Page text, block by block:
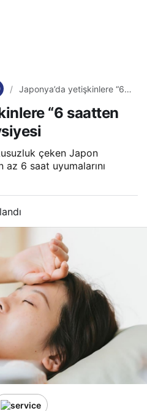
Japonya’da yetişkinlere “6
tavsiyesi“6 saatten
çeken Japon
6 saat uyumalarını